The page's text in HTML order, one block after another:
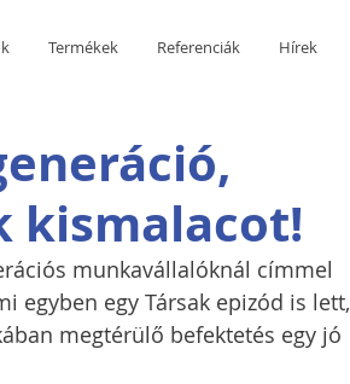
Termékek Referenciák Hírek
kismalacot!
munkavállalóknál címmel
egyben egy Társak epizód is lett,
megtérülő befektetés egy jó